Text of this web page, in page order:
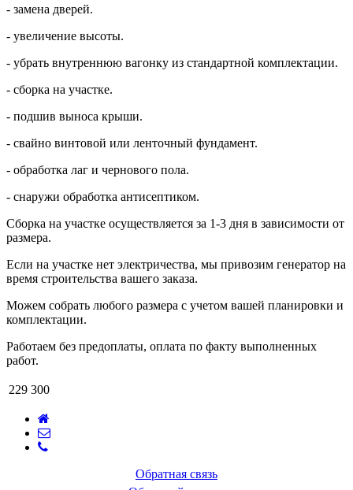
- замена дверей.
- увеличение высоты.
- убрать внутреннюю вагонку из стандартной комплектации.
- сборка на участке.
- подшив выноса крыши.
- свайно винтовой или ленточный фундамент.
- обработка лаг и чернового пола.
- снаружи обработка антисептиком.
Сборка на участке осуществляется за 1-3 дня в зависимости от
размера.
Если на участке нет электричества, мы привозим генератор на
время строительства вашего заказа.
Можем собрать любого размера с учетом вашей планировки и
комплектации.
Работаем без предоплаты, оплата по факту выполненных
работ.
229 300
Обратная связь